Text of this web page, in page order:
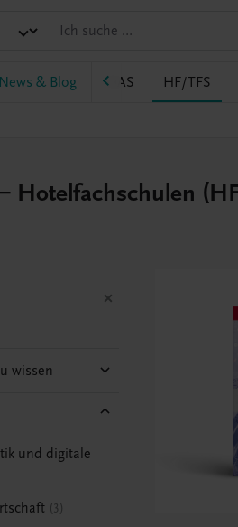
News & Blog
FW HAK HAS HF/TFS
Hotelfachschulen
wissen
und digitale
3